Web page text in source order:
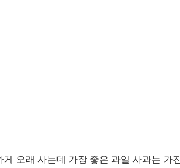
게 오래 사는데 가장 좋은 과일 사과는 가